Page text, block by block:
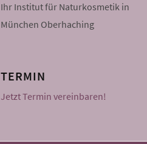
Ihr Institut für Naturkosmetik in
München Oberhaching
TERMIN
Jetzt Termin vereinbaren!